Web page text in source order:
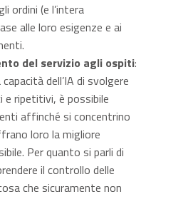
ordini (e l’intera
alle loro esigenze e ai
del servizio agli ospiti:
dell’IA di svolgere
e ripetitivi, è possibile
affinché si concentrino
loro la migliore
Per quanto si parli di
il controllo delle
che sicuramente non